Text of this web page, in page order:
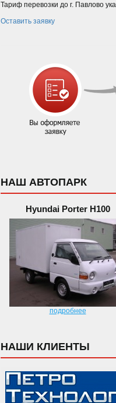
Тариф перевозки до г. Павлово
Оставить заявку
НАШ АВТОПАРК
Hyundai Porter H100
подробнее
НАШИ КЛИЕНТЫ